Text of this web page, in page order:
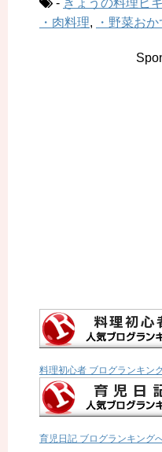
- きょうの料理ビ
・肉料理, ・野菜お
料理初心者 ブログランキン
育児日記 ブログランキング